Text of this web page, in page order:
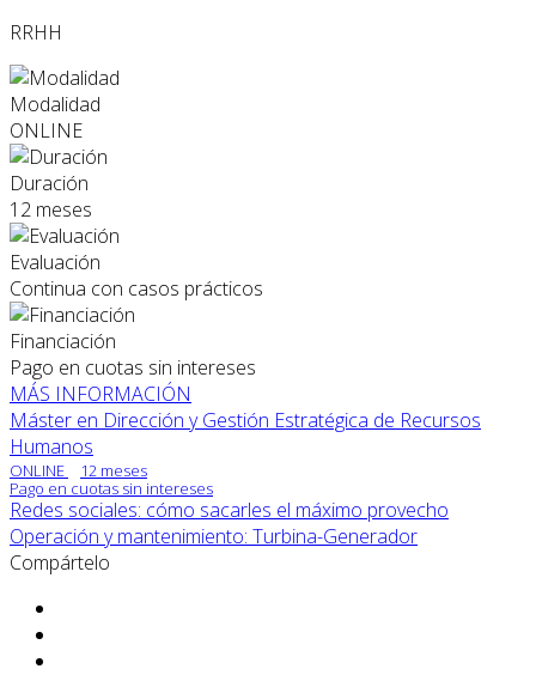
RRHH
Modalidad
ONLINE
Duración
12 meses
Evaluación
Continua con casos prácticos
Financiación
Pago en cuotas sin intereses
MÁS INFORMACIÓN
Máster en Dirección y Gestión Estratégica de Recursos
Humanos
ONLINE
12 meses
Pago en cuotas sin intereses
Redes sociales: cómo sacarles el máximo provecho
Operación y mantenimiento: Turbina-Generador
Compártelo